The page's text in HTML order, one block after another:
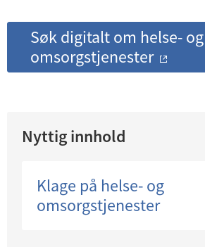
Søk digitalt om helse- og
omsorgstjenester
Nyttig innhold
Klage på helse- og
omsorgstjenester